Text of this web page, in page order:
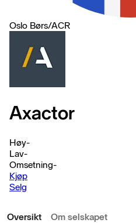
Oslo Børs/ACR
Axactor
Høy-
Lav-
Omsetning-
Kjøp
Selg
Oversikt Om selskapet